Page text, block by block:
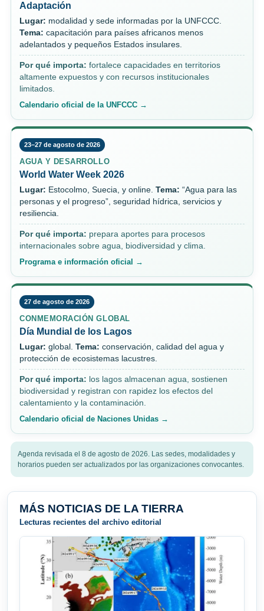
Adaptación
Lugar: modalidad y sede informadas por la UNFCCC.
Tema: capacitación para países africanos menos
adelantados y pequeños Estados insulares.
Por qué importa: fortalece capacidades en territorios
altamente expuestos y con recursos institucionales
limitados.
Calendario oficial de la UNFCCC →
23–27 de agosto de 2026
AGUA Y DESARROLLO
World Water Week 2026
Lugar: Estocolmo, Suecia, y online. Tema: “Agua para las
personas y el progreso”, seguridad hídrica, servicios y
resiliencia.
Por qué importa: prepara aportes para procesos
internacionales sobre agua, biodiversidad y clima.
Programa e información oficial →
27 de agosto de 2026
CONMEMORACIÓN GLOBAL
Día Mundial de los Lagos
Lugar: global. Tema: conservación, calidad del agua y
protección de ecosistemas lacustres.
Por qué importa: los lagos almacenan agua, sostienen
biodiversidad y registran con rapidez los efectos del
calentamiento y la contaminación.
Calendario oficial de Naciones Unidas →
Agenda revisada el 8 de agosto de 2026. Las sedes, modalidades y
horarios pueden ser actualizados por las organizaciones convocantes.
MÁS NOTICIAS DE LA TIERRA
Lecturas recientes del archivo editorial